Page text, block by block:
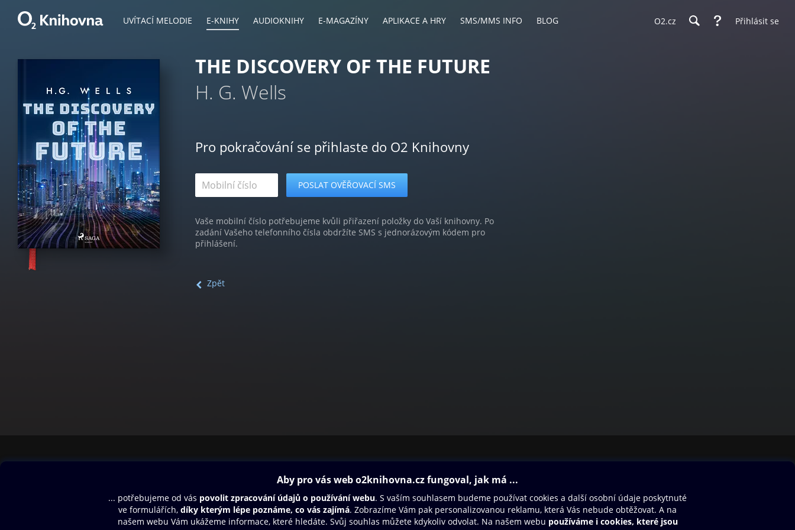
UVÍTACÍ MELODIE E-KNIHY AUDIOKNIHY E-MAGAZÍNY APLIKACE A HRY SMS/MMS INFO BLOG O2.cz Přihlásit se
THE DISCOVERY OF THE FUTURE
H. G. Wells
Pro pokračování se přihlaste do O2 Knihovny
Vaše mobilní číslo potřebujeme kvůli přiřazení položky do Vaší knihovny. Po
zadání Vašeho telefonního čísla obdržíte SMS s jednorázovým kódem pro
přihlášení.
Zpět
Aplikace a hry
SMS/MMS Info
Blog
Dárkový poukaz
Nápověda
Oneplay Originály
Sport